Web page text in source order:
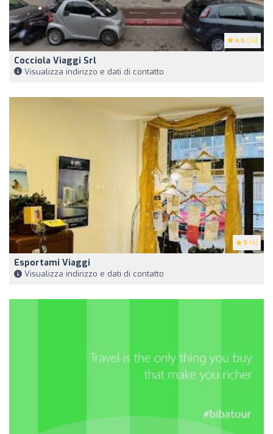
4.6 (14)
Cocciola Viaggi Srl
Visualizza indirizzo e dati di contatto
5 (4)
Esportami Viaggi
Visualizza indirizzo e dati di contatto